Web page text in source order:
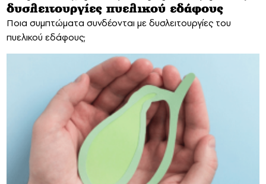
δυσλειτουργίες πυελικού εδάφους
Ποια συμπτώματα συνδέονται με δυσλειτουργίες του
πυελικού εδάφους;